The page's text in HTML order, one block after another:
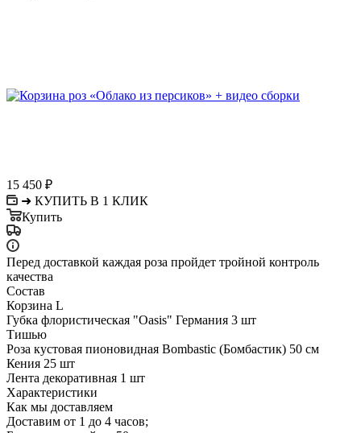
15 450 ₽
➜ КУПИТЬ В 1 КЛИК
Купить
Перед доставкой каждая роза пройдет тройной контроль
качества
Состав
Корзина L
Губка флористическая "Oasis" Германия 3 шт
Тишью
Роза кустовая пионовидная Bombastic (Бомбастик) 50 см
Кения 25 шт
Лента декоративная 1 шт
Характеристики
Как мы доставляем
Доставим от 1 до 4 часов;